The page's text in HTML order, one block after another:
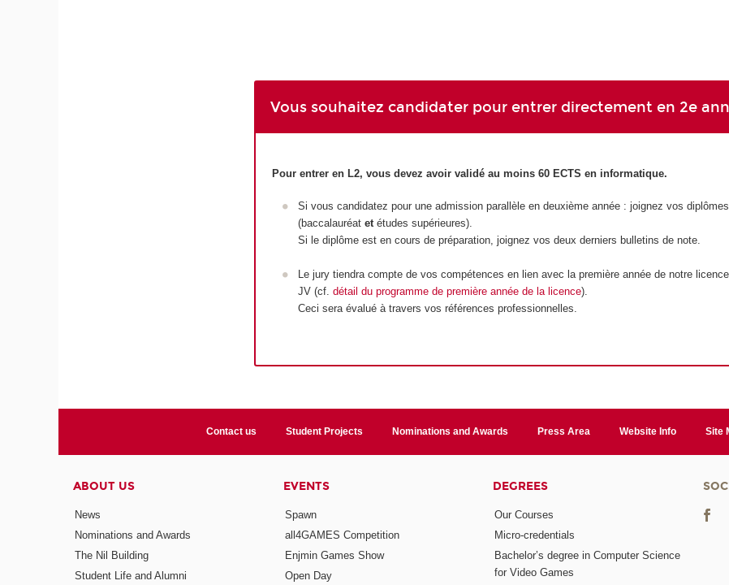
Vous souhaitez candidater pour entrer directement en 2e
Pour entrer en L2, vous devez avoir validé au moins 60 ECTS en informatique.
Si vous candidatez pour une admission parallèle en deuxième année : joignez vos diplômes
(baccalauréatetétudes supérieures).
Si le diplôme est en cours de préparation, joignez vos deux derniers bulletins de note.
Le jury tiendra compte de vos compétences en lien avec la première année de notre
JV (cf.détail du programme de première année de la licence).
Ceci sera évalué à travers vos références professionnelles.
Contact us Student Projects Nominations and Awards Press Area Website Info Site
ABOUT US
News
Nominations and Awards
The Nil Building
Student Life and Alumni
EVENTS
Spawn
all4GAMES Competition
Enjmin Games Show
Open Day
DEGREES
Our Courses
Micro-credentials
Bachelor’s degree in Computer Science
for Video Games